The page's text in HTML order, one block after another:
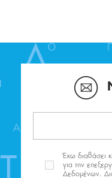
Έχω διαβάσει
για την
Δεδομένων.